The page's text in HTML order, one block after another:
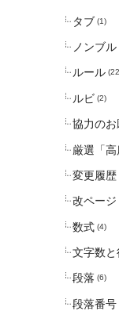
タブ (1)
ノンブル
ルール
ルビ (2)
協力のお
厳選「高
変更履歴
改ページ
数式 (4)
文字数と
段落 (6)
段落番号